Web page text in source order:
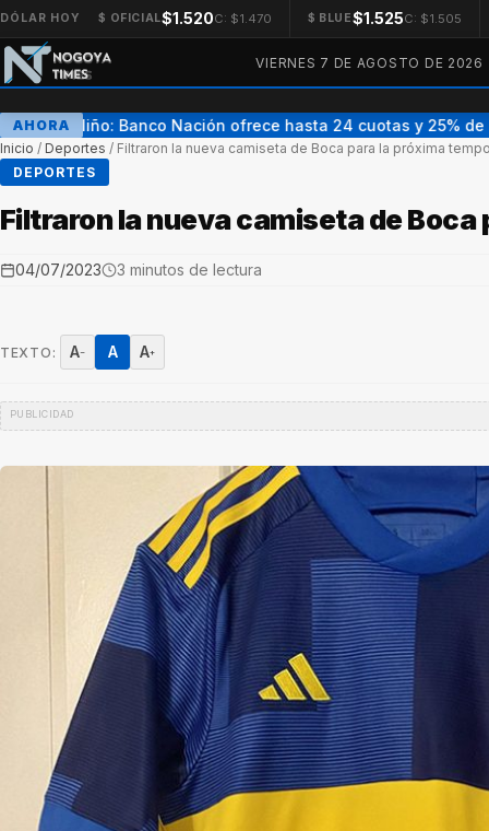
DÓLAR HOY $ OFICIAL$1.520C: $1.470 $ BLUE$1.525C: $1.505
VIERNES 7 DE AGOSTO DE 2026
AHORA
Día del Niño: Banco Nación ofrece hasta 24 cuotas y 25% de
Inicio / Deportes / Filtraron la nueva camiseta de Boca para la próxima
DEPORTES
Filtraron la nueva camiseta de
04/07/2023 3 minutos de lectura
TEXTO: A− A A+